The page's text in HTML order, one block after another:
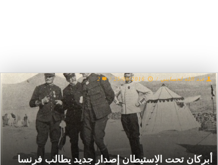
أبركان تحت الاستيطان إصدار جديد يطالب فرنسا
عبد الله لحسايني /
25/06/2016
/
2